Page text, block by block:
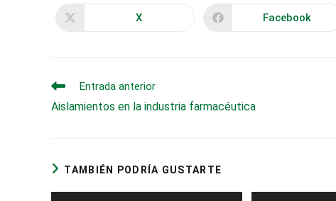
SeX
Se
Facebook
Leer
artículos
Entrada anterior
Aislamientos en la industria farmacéutica
TAMBIÉN PODRÍA GUSTARTE